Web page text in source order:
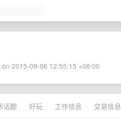
2015-09-06 12:55:15 +08:00
话题 好玩 工作信息 交易信息